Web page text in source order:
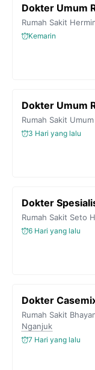
Dokter Umum
Rumah Sakit
Kemarin
Dokter Umum
Rumah Sakit
3 Hari yang lalu
Dokter
Rumah Sakit Seto
6 Hari yang lalu
Dokter
Rumah Sakit
Nganjuk
7 Hari yang lalu